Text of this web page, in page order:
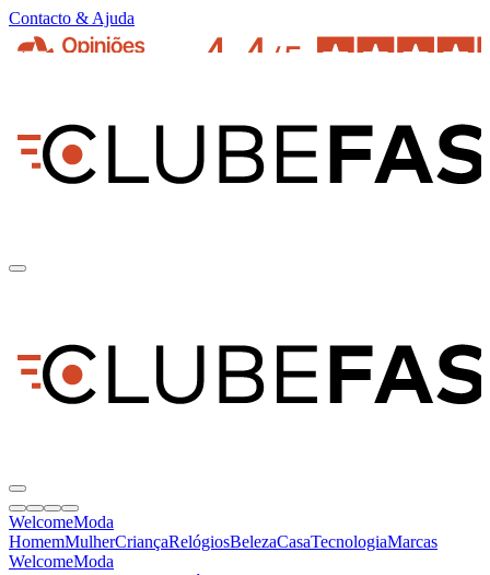
Contacto & Ajuda
WelcomeModa
HomemMulherCriançaRelógiosBelezaCasaTecnologiaMarcas
WelcomeModa